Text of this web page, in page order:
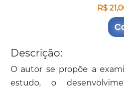
R$
Descrição:
O autor se propõe a
estudo, o